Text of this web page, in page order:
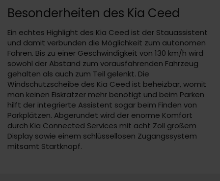
Besonderheiten des Kia Ceed
Ein echtes Highlight des Kia Ceed ist der Stauassistent
und damit verbunden die Möglichkeit zum autonomen
Fahren. Bis zu einer Geschwindigkeit von 130 km/h wird
sowohl der Abstand zum vorausfahrenden Fahrzeug
gehalten als auch zum Teil gelenkt. Die
Windschutzscheibe des Kia Ceed ist beheizbar, womit
man keinen Eiskratzer mehr benötigt und beim Parken
hilft der integrierte Assistent sogar beim Finden von
Parkplätzen. Abgerundet wird der enorme Komfort
durch Kia Connected Services mit acht Zoll großem
Display sowie einem schlüssellosen Zugangssystem
mitsamt Startknopf.